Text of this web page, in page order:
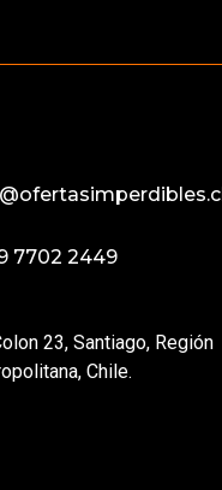
7702 2449
23, Santiago, Región
Chile.